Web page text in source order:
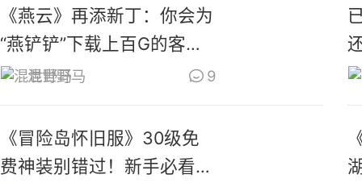
《燕云》再添新丁：你会为
“燕铲铲”下载上百G的客户
端么？混世野马 9
《冒险岛怀旧服》30级免
费神装别错过！新手必看重